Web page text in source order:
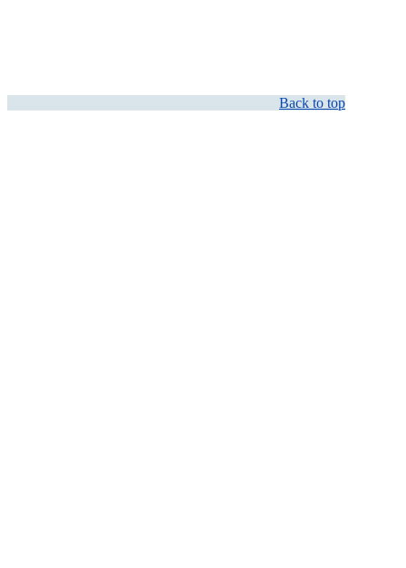
Back to top